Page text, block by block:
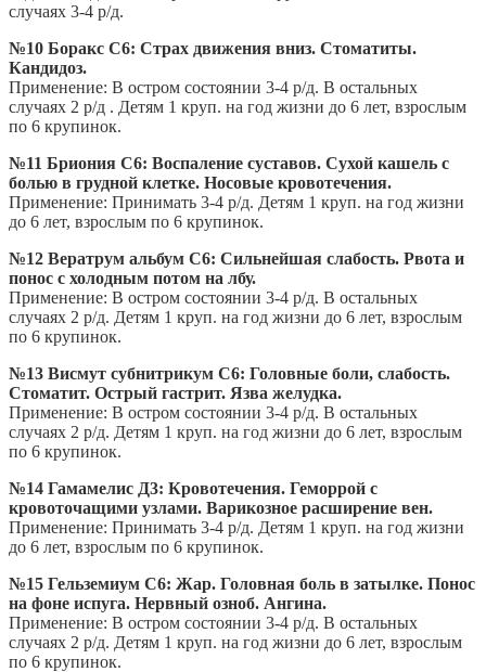
случаях 3-4 р/д.
№10 Боракс С6: Страх движения вниз. Стоматиты.
Кандидоз.
Применение: В остром состоянии 3-4 р/д. В остальных
случаях 2 р/д . Детям 1 круп. на год жизни до 6 лет, взрослым
по 6 крупинок.
№11 Бриония С6: Воспаление суставов. Сухой кашель с
болью в грудной клетке. Носовые кровотечения.
Применение: Принимать 3-4 р/д. Детям 1 круп. на год жизни
до 6 лет, взрослым по 6 крупинок.
№12 Вератрум альбум С6: Сильнейшая слабость. Рвота и
понос с холодным потом на лбу.
Применение: В остром состоянии 3-4 р/д. В остальных
случаях 2 р/д. Детям 1 круп. на год жизни до 6 лет, взрослым
по 6 крупинок.
№13 Висмут субнитрикум С6: Головные боли, слабость.
Стоматит. Острый гастрит. Язва желудка.
Применение: В остром состоянии 3-4 р/д. В остальных
случаях 2 р/д. Детям 1 круп. на год жизни до 6 лет, взрослым
по 6 крупинок.
№14 Гамамелис Д3: Кровотечения. Геморрой с
кровоточащими узлами. Варикозное расширение вен.
Применение: Принимать 3-4 р/д. Детям 1 круп. на год жизни
до 6 лет, взрослым по 6 крупинок.
№15 Гельземиум С6: Жар. Головная боль в затылке. Понос
на фоне испуга. Нервный озноб. Ангина.
Применение: В остром состоянии 3-4 р/д. В остальных
случаях 2 р/д. Детям 1 круп. на год жизни до 6 лет, взрослым
по 6 крупинок.